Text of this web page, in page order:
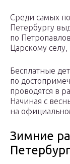
Среди самых
Петербургу
по
Царскому
Бесплатные
по
проводятся в
Начиная с
на
Зимние